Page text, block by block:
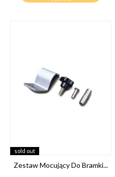
sold out
Zestaw Mocujący Do Bramki...